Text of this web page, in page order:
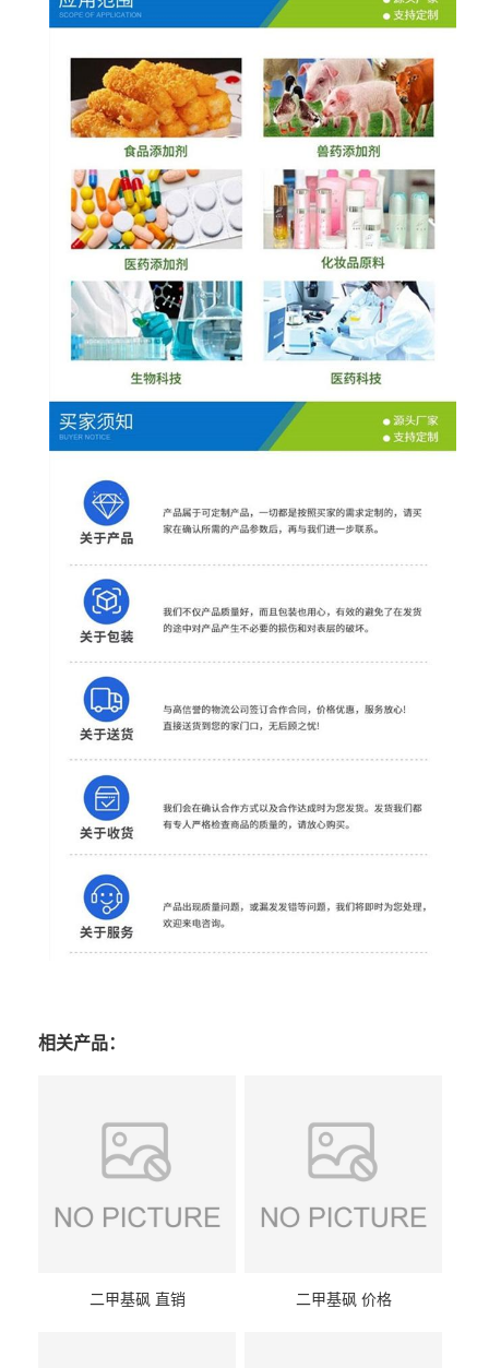
相关产品：
二甲基砜 直销 二甲基砜 价格